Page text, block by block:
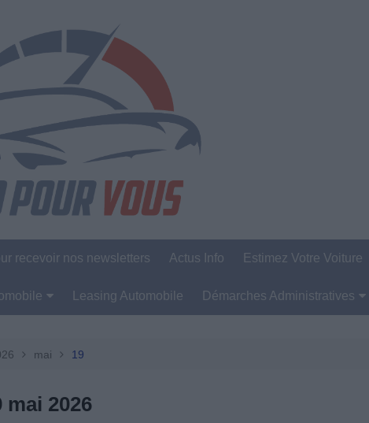
recevoir nos newsletters Actus Info Estimez Votre Voiture
Leasing Automobile Démarches Administratives
mai 19
mai 2026